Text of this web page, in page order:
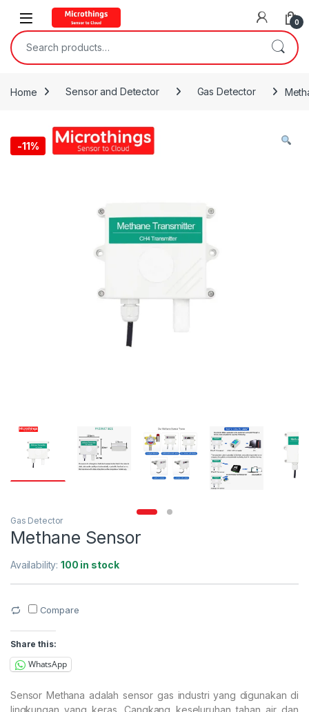
Open 0
Search for:
Home Sensor and Detector Gas Detector
-11%
Gas Detector
Methane Sensor
Availability:100 in stock
Compare
Share this:
WhatsApp
Sensor Methana adalah sensor gas industri yang digunakan di
lingkungan yang keras. Cangkang keseluruhan tahan air dan